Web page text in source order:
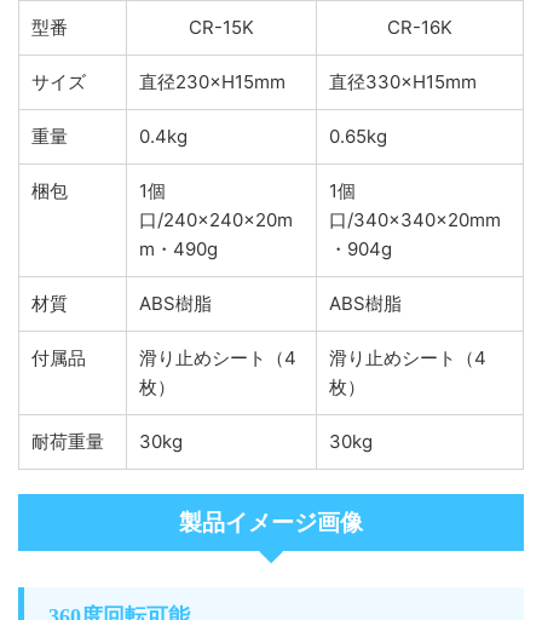
型番 CR-15K CR-16K
サイズ 直径230×H15mm 直径330×H15mm
重量 0.4kg 0.65kg
梱包
1個
口/240×240×20m
m・490g
1個
口/340×340×20mm
・904g
材質 ABS樹脂 ABS樹脂
付属品
滑り止めシート（4
枚）
滑り止めシート（4
枚）
耐荷重量 30kg 30kg
製品イメージ画像